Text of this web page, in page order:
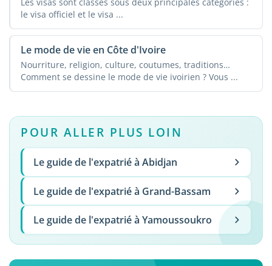
le visa officiel et le visa ...
Le mode de vie en Côte d'Ivoire
Nourriture, religion, culture, coutumes, traditions…
Comment se dessine le mode de vie ivoirien ? Vous ...
POUR ALLER PLUS LOIN
Le guide de l'expatrié à Abidjan
Le guide de l'expatrié à Grand-Bassam
Le guide de l'expatrié à Yamoussoukro